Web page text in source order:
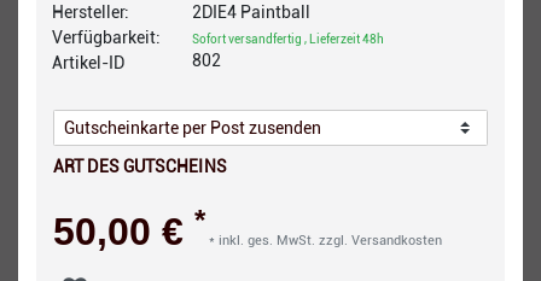
Hersteller:
Verfügbarkeit:
Artikel-ID
2DIE4 Paintball
Sofort versandfertig , Lieferzeit 48h
802
ART DES GUTSCHEINS
50,00 € *
* inkl. ges. MwSt. zzgl. Versandkosten